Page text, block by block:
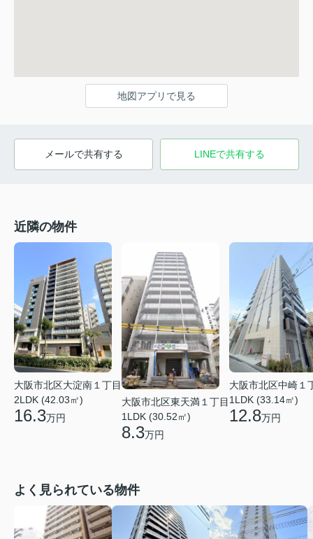
地図アプリで見る
メールで共有する LINEで共有する
近隣の物件
大阪市北区大淀南１丁目
2LDK (42.03㎡)
16.3万円
大阪市北区東天満１丁目
1LDK (30.52㎡)
8.3万円
大阪市北区中崎１
1LDK (33.14㎡)
12.8万円
よく見られている物件